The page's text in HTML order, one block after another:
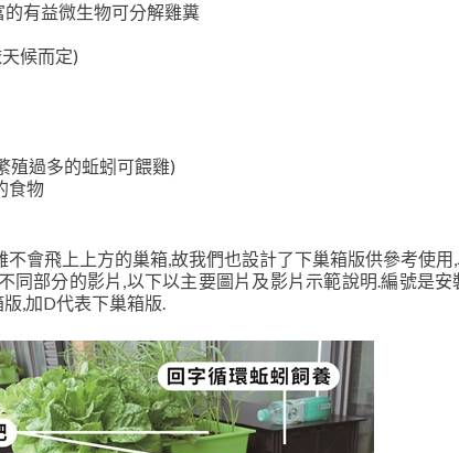
有益微生物可分解雞糞
候而定)
殖過多的蚯蚓可餵雞)
食物
會飛上上方的巢箱,故我們也設計了下巢箱版供參考使用
同部分的影片,以下以主要圖片及影片示範說明.編號是安
,加D代表下巢箱版.